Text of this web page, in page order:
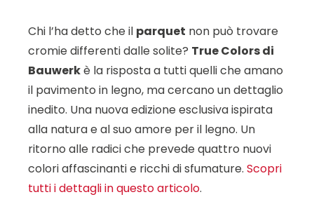
Chi l’ha detto che il parquet non può trovare
cromie differenti dalle solite? True Colors di
Bauwerkè la risposta a tutti quelli che amano
il pavimento in legno, ma cercano un dettaglio
inedito. Una nuova edizione esclusiva ispirata
alla natura e al suo amore per il legno. Un
ritorno alle radici che prevede quattro nuovi
colori affascinanti e ricchi di sfumature. Scopri
tutti i dettagli in questo articolo.